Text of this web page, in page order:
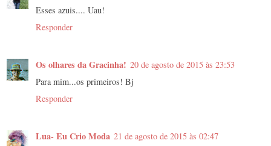
Esses azuis.... Uau!
Responder
Os olhares da Gracinha! 20 de agosto de 2015 às 23:53
Para mim...os primeiros! Bj
Responder
Lua- Eu Crio Moda 21 de agosto de 2015 às 02:47